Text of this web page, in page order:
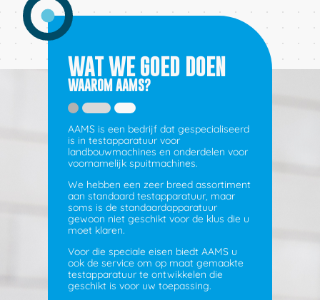
WAT WE GOED DOEN
WAAROM AAMS?
AAMS is een bedrijf dat gespecialiseerd
is in testapparatuur voor
landbouwmachines en onderdelen voor
voornamelijk spuitmachines.
We hebben een zeer breed assortiment
aan standaard testapparatuur, maar
soms is de standaardapparatuur
gewoon niet geschikt voor de klus die u
moet klaren.
Voor die speciale eisen biedt AAMS u
ook de service om op maat gemaakte
testapparatuur te ontwikkelen die
geschikt is voor uw toepassing.